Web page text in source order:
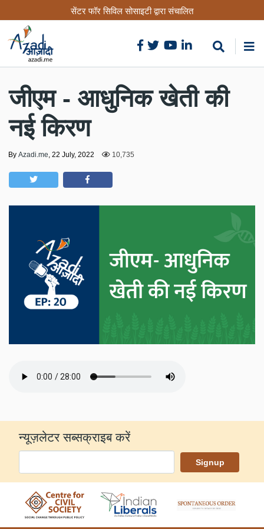
to
content
सेंटर फॉर सिविल सोसाइटी द्वारा संचालित
जीएम - आधुनिक खेती की
नई किरण
By Azadi.me, 22 July, 2022 10,735
न्यूज़लेटर सब्सक्राइब करें